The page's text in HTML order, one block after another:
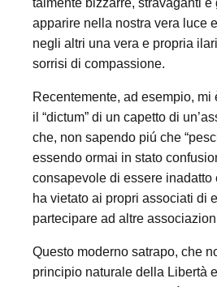
talmente bizzarre, stravaganti e
apparire nella nostra vera luce
negli altri una vera e propria
sorrisi di compassione.
Recentemente, ad esempio,
il “dictum” di un capetto di
che, non sapendo piú che
essendo ormai in stato
consapevole di essere inadatto
ha vietato ai propri associati di
partecipare ad altre
Questo moderno satrapo, che
principio naturale della Libertà